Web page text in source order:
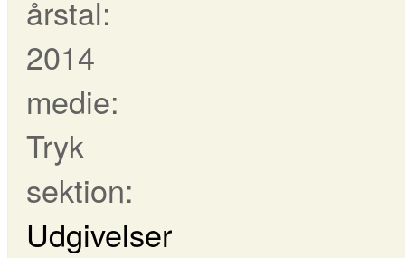
årstal:
2014
medie:
Tryk
sektion:
Udgivelser